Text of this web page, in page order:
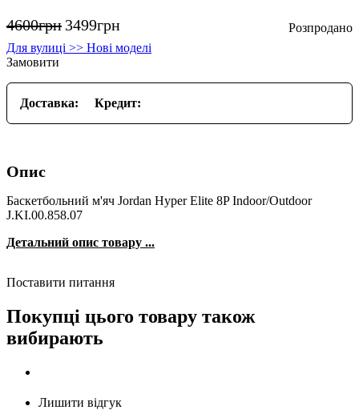
4600грн 3499грн
Для вулиці >> Нові моделі
Замовити
Доставка: Кредит:
Опис
Баскетбольний м'яч Jordan Hyper Elite 8P Indoor/Outdoor
J.KI.00.858.07
Детальний опис товару ...
Поставити питання
Покупці цього товару також
вибирають
Лишити відгук